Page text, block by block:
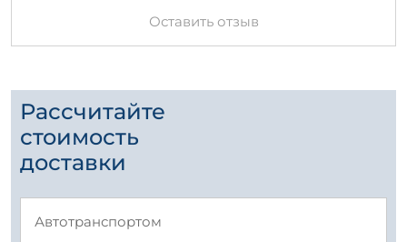
Оставить отзыв
Рассчитайте
стоимость
доставки